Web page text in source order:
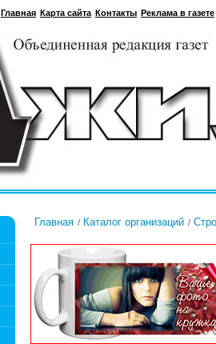
Главная Карта сайта Контакты Реклама в газете
Главная Каталог организаций